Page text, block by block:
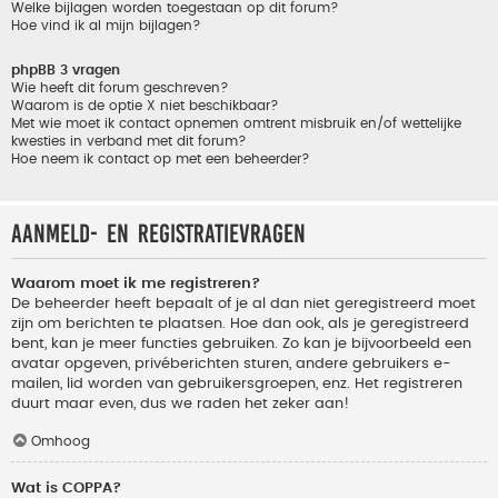
Welke bijlagen worden toegestaan op dit forum?
Hoe vind ik al mijn bijlagen?
phpBB 3 vragen
Wie heeft dit forum geschreven?
Waarom is de optie X niet beschikbaar?
Met wie moet ik contact opnemen omtrent misbruik en/of wettelijke
kwesties in verband met dit forum?
Hoe neem ik contact op met een beheerder?
Aanmeld- en registratievragen
Waarom moet ik me registreren?
De beheerder heeft bepaalt of je al dan niet geregistreerd moet
zijn om berichten te plaatsen. Hoe dan ook, als je geregistreerd
bent, kan je meer functies gebruiken. Zo kan je bijvoorbeeld een
avatar opgeven, privéberichten sturen, andere gebruikers e-
mailen, lid worden van gebruikersgroepen, enz. Het registreren
duurt maar even, dus we raden het zeker aan!
Omhoog
Wat is COPPA?